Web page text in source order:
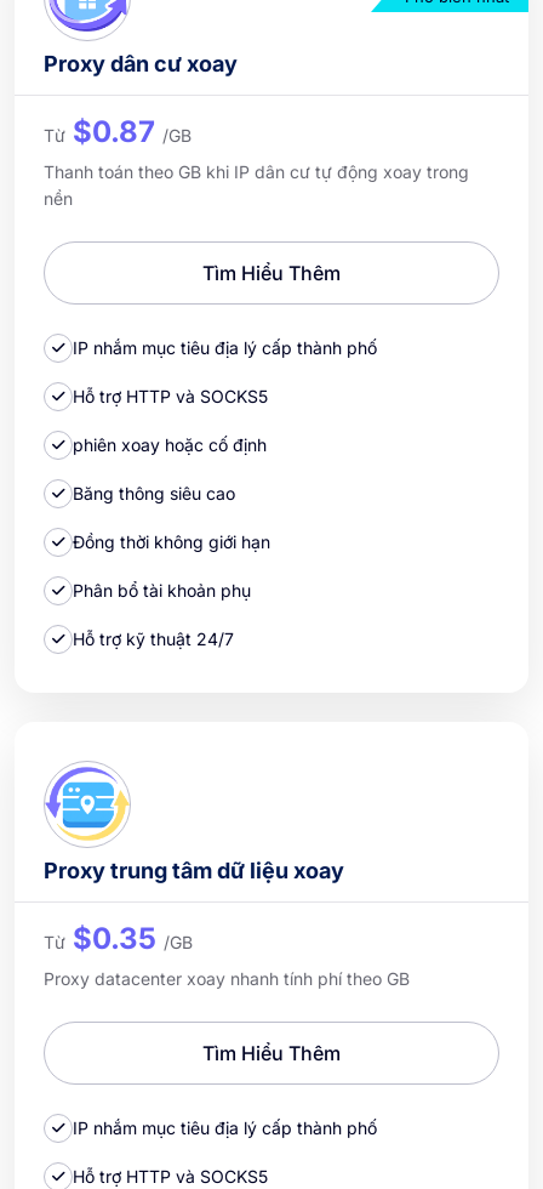
Proxy dân cư xoay
Từ $0.87 /GB
Thanh toán theo GB khi IP dân cư tự động xoay trong
nền
Tìm Hiểu Thêm
IP nhắm mục tiêu địa lý cấp thành phố
Hỗ trợ HTTP và SOCKS5
phiên xoay hoặc cố định
Băng thông siêu cao
Đồng thời không giới hạn
Phân bổ tài khoản phụ
Hỗ trợ kỹ thuật 24/7
Proxy trung tâm dữ liệu xoay
Từ $0.35 /GB
Proxy datacenter xoay nhanh tính phí theo GB
Tìm Hiểu Thêm
IP nhắm mục tiêu địa lý cấp thành phố
Hỗ trợ HTTP và SOCKS5